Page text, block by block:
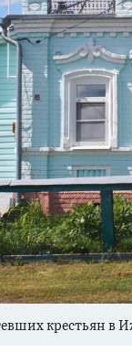
крестьян в